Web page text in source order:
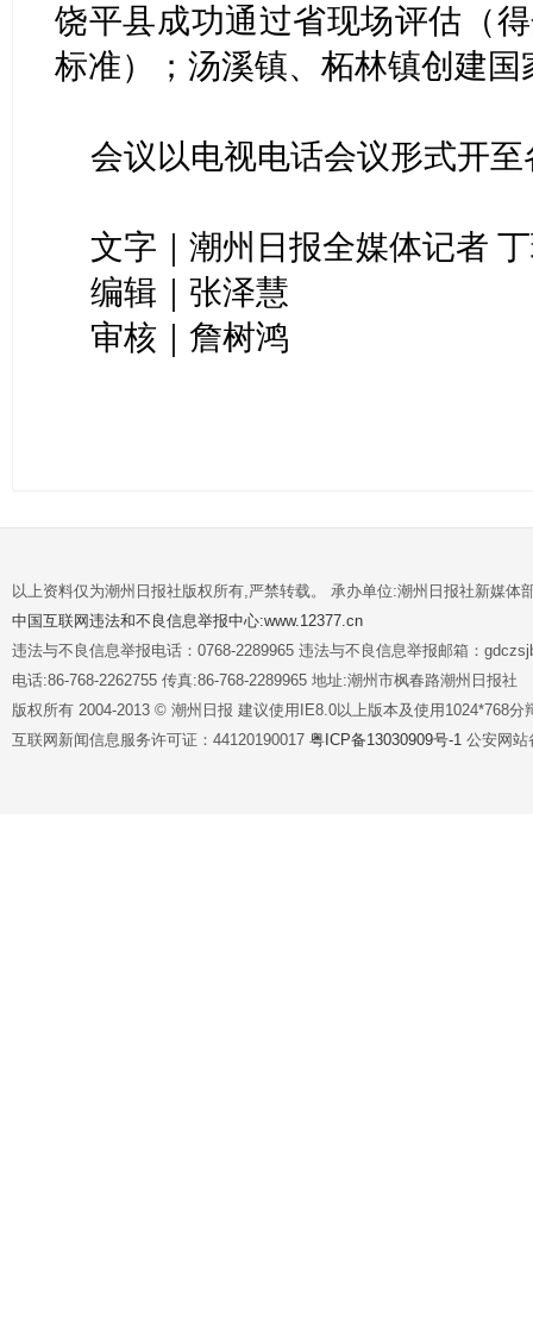
饶平县成功通过省现场评估（
标准）；汤溪镇、柘林镇创建
会议以电视电话会议形式开
文字｜潮州日报全媒体记者
编辑｜张泽慧
审核｜詹树鸿
以上资料仅为潮州日报社版权所有,严禁转载。 承办单位:潮州日报社新媒体
中国互联网违法和不良信息举报中心:www.12377.cn
违法与不良信息举报电话：0768-2289965 违法与不良信息举报邮箱：
电话:86-768-2262755 传真:86-768-2289965 地址:潮州市枫春路潮州日报社
版权所有 2004-2013 © 潮州日报 建议使用IE8.0以上版本及使用1024*768分
互联网新闻信息服务许可证：44120190017 粤ICP备13030909号-1 公安网站